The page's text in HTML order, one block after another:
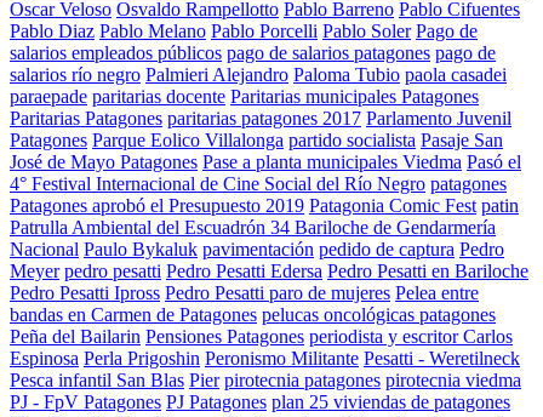
Oscar Veloso Osvaldo Rampellotto Pablo Barreno Pablo Cifuentes
Pablo Diaz Pablo Melano Pablo Porcelli Pablo Soler Pago de
salarios empleados públicos pago de salarios patagones pago de
salarios río negro Palmieri Alejandro Paloma Tubio paola casadei
paraepade paritarias docente Paritarias municipales Patagones
Paritarias Patagones paritarias patagones 2017 Parlamento Juvenil
Patagones Parque Eolico Villalonga partido socialista Pasaje San
José de Mayo Patagones Pase a planta municipales Viedma Pasó el
4° Festival Internacional de Cine Social del Río Negro patagones
Patagones aprobó el Presupuesto 2019 Patagonia Comic Fest patin
Patrulla Ambiental del Escuadrón 34 Bariloche de Gendarmería
Nacional Paulo Bykaluk pavimentación pedido de captura Pedro
Meyer pedro pesatti Pedro Pesatti Edersa Pedro Pesatti en Bariloche
Pedro Pesatti Ipross Pedro Pesatti paro de mujeres Pelea entre
bandas en Carmen de Patagones pelucas oncológicas patagones
Peña del Bailarin Pensiones Patagones periodista y escritor Carlos
Espinosa Perla Prigoshin Peronismo Militante Pesatti - Weretilneck
Pesca infantil San Blas Pier pirotecnia patagones pirotecnia viedma
PJ - FpV Patagones PJ Patagones plan 25 viviendas de patagones